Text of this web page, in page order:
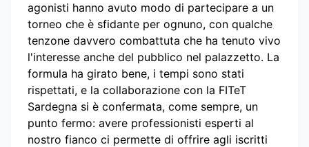
agonisti hanno avuto modo di partecipare a un
torneo che è sfidante per ognuno, con qualche
tenzone davvero combattuta che ha tenuto vivo
l'interesse anche del pubblico nel palazzetto. La
formula ha girato bene, i tempi sono stati
rispettati, e la collaborazione con la FITeT
Sardegna si è confermata, come sempre, un
punto fermo: avere professionisti esperti al
nostro fianco ci permette di offrire agli iscritti